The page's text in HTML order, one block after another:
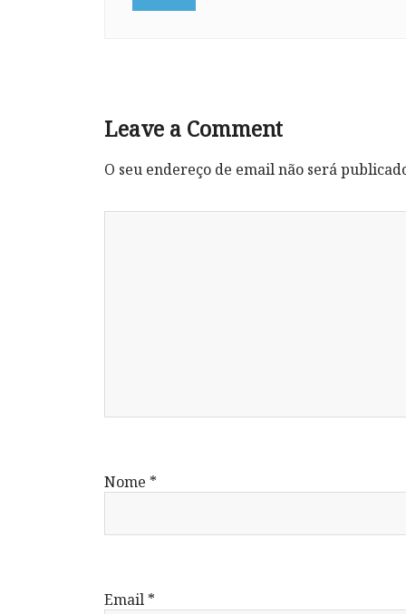
Leave a Comment
O seu endereço de email não será
Nome *
Email *